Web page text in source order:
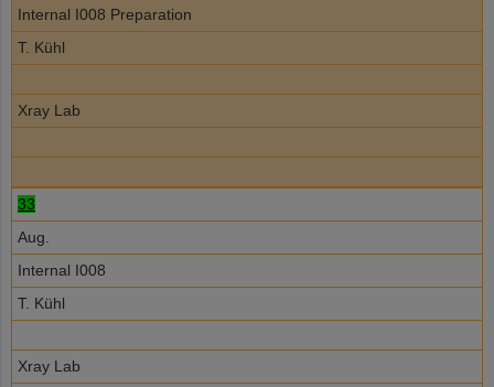
Internal I008 Preparation
T. Kühl
Xray Lab
33
Aug.
Internal I008
T. Kühl
Xray Lab